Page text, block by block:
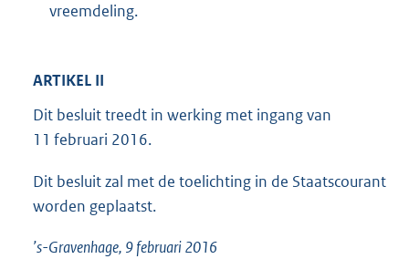
vreemdeling.
ARTIKEL II
Dit besluit treedt in werking met ingang van
11 februari 2016.
Dit besluit zal met de toelichting in de Staatscourant
worden geplaatst.
’s-Gravenhage, 9 februari 2016